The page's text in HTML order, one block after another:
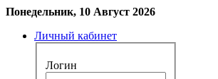
Понедельник, 10 Август 2026
Личный кабинет
Логин